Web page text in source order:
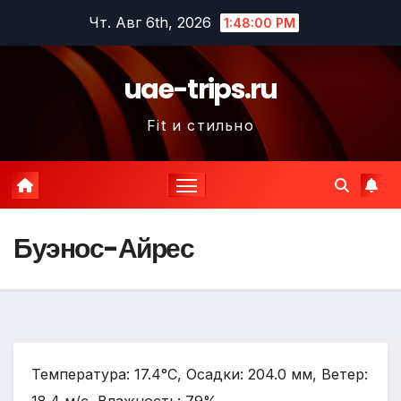
содержимому
Чт. Авг 6th, 2026 1:48:01 PM
uae-trips.ru
Fit и стильно
Буэнос-Айрес
Температура: 17.4°C, Осадки: 204.0 мм, Ветер: